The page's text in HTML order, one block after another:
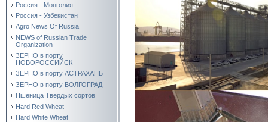
Россия - Монголия
Россия - Узбекистан
Agro News Of Russia
NEWS of Russian Trade
Organization
ЗЕРНО в порту
НОВОРОССИЙСК
ЗЕРНО в порту АСТРАХАНЬ
ЗЕРНО в порту ВОЛГОГРАД
Пшеница Твердых сортов
Hard Red Wheat
Hard White Wheat